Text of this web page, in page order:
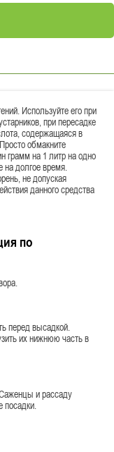
Используйте его при
при пересадке
содержащаяся в
обмакните
грамм на 1 литр на одно
на долгое время.
не допуская
данного средства
по
перед высадкой.
их нижнюю часть в
и рассаду
посадки.